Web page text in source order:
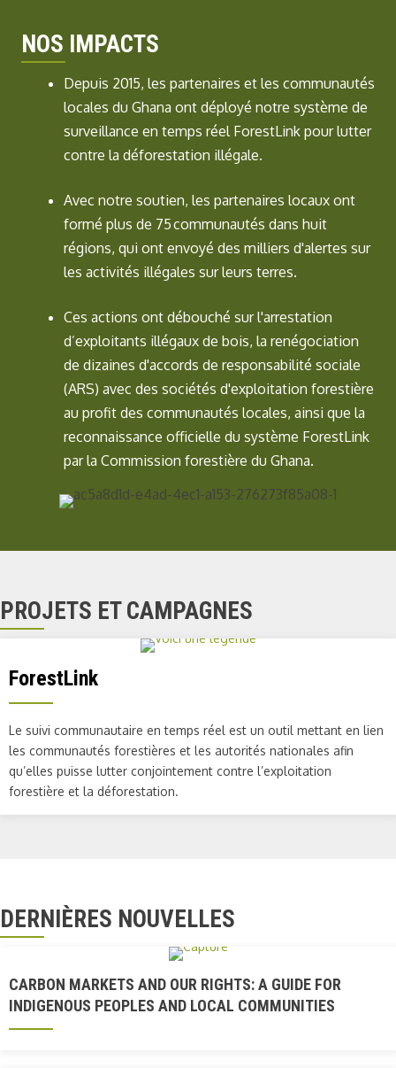
NOS IMPACTS
Depuis 2015, les partenaires et les communautés
locales du Ghana ont déployé notre système de
surveillance en temps réel ForestLink pour lutter
contre la déforestation illégale.
Avec notre soutien, les partenaires locaux ont
formé plus de 75 communautés dans huit
régions, qui ont envoyé des milliers d'alertes sur
les activités illégales sur leurs terres.
Ces actions ont débouché sur l'arrestation
d’exploitants illégaux de bois, la renégociation
de dizaines d'accords de responsabilité sociale
(ARS) avec des sociétés d'exploitation forestière
au profit des communautés locales, ainsi que la
reconnaissance officielle du système ForestLink
par la Commission forestière du Ghana.
PROJETS ET CAMPAGNES
ForestLink
Le suivi communautaire en temps réel est un outil mettant en lien
les communautés forestières et les autorités nationales afin
qu’elles puisse lutter conjointement contre l’exploitation
forestière et la déforestation.
DERNIÈRES NOUVELLES
CARBON MARKETS AND OUR RIGHTS: A GUIDE FOR
INDIGENOUS PEOPLES AND LOCAL COMMUNITIES